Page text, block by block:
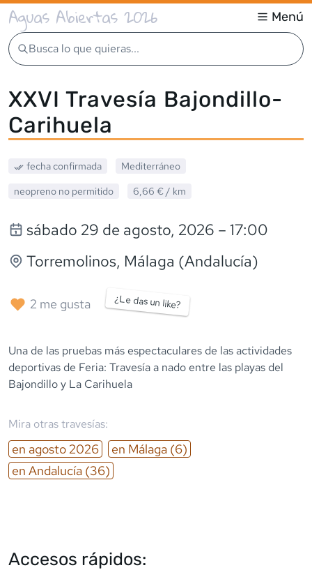
Aguas Abiertas 2026 Menú
Busca lo que quieras...
XXVI Travesía Bajondillo-
Carihuela
fecha confirmada
Mediterráneo
neopreno no permitido 6,66 € / km
sábado 29 de agosto, 2026 – 17:00
Torremolinos, Málaga (Andalucía)
2 me gusta ¿Le das un like?
Una de las pruebas más espectaculares de las actividades
deportivas de Feria: Travesía a nado entre las playas del
Bajondillo y La Carihuela
Mira otras travesías:
en agosto 2026 en Málaga (6)
en Andalucía (36)
Accesos rápidos: